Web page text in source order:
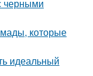
черными
которые
идеальный